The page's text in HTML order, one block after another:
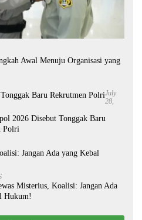
Awal Menuju Organisasi yang
July
28,
2026 Disebut Tonggak Baru
Polri
Misterius, Koalisi: Jangan Ada
Hukum!